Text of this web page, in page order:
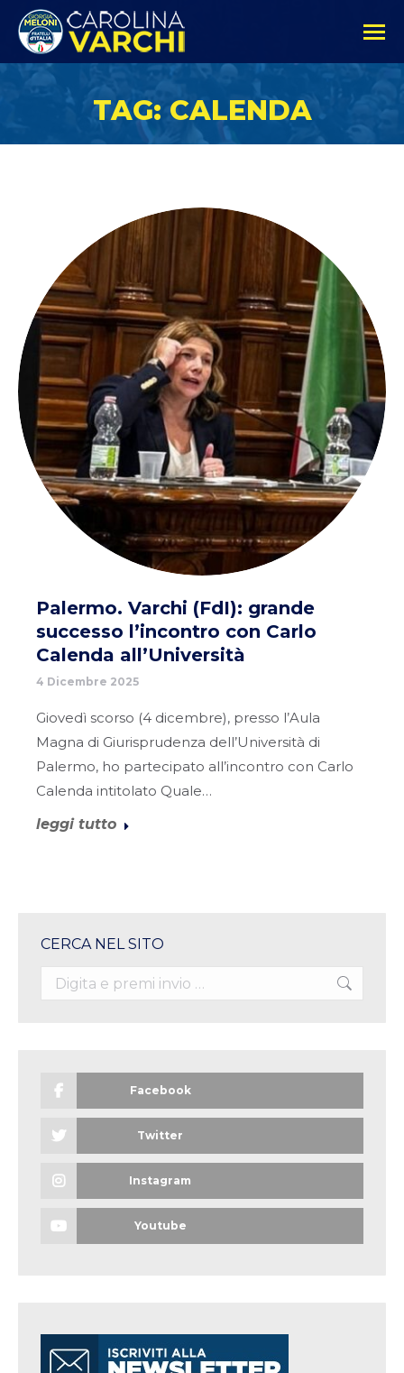
TAG: CALENDA
Palermo. Varchi (FdI): grande
successo l’incontro con Carlo
Calenda all’Università
4 Dicembre 2025
Giovedì scorso (4 dicembre), presso l’Aula
Magna di Giurisprudenza dell’Università di
Palermo, ho partecipato all’incontro con Carlo
Calenda intitolato Quale…
leggi tutto
CERCA NEL SITO
Search:
Facebook
Twitter
Instagram
Youtube